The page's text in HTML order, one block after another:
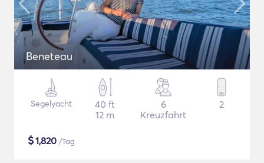
Beneteau
Segelyacht
40 ft
12 m
6
Kreuzfahrt
2
$1,820 /Tag